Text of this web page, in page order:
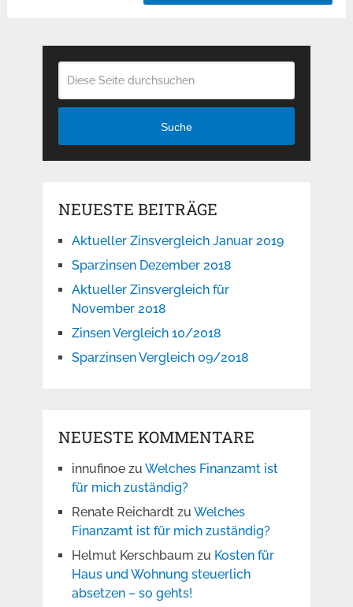
Suche
NEUESTE BEITRÄGE
Aktueller Zinsvergleich Januar 2019
Sparzinsen Dezember 2018
Aktueller Zinsvergleich für
November 2018
Zinsen Vergleich 10/2018
Sparzinsen Vergleich 09/2018
NEUESTE KOMMENTARE
innufinoezu Welches Finanzamt ist
für mich zuständig?
Renate Reichardtzu Welches
Finanzamt ist für mich zuständig?
Helmut Kerschbaum zu Kosten für
Haus und Wohnung steuerlich
absetzen – so gehts!